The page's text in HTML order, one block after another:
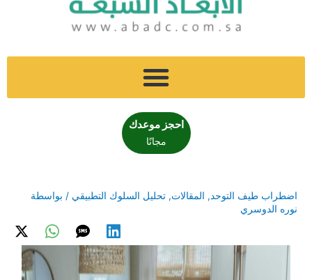
احجز موعدك
مجانًا
اضطراب طيف التوحد, المقالات,تحليل السلوك التطبيقي / بواسطة
نوره الدوسري